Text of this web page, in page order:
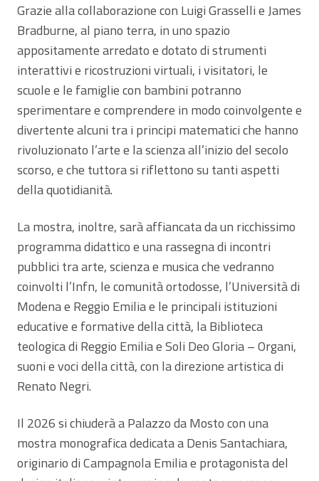
Grazie alla collaborazione con Luigi Grasselli e James
Bradburne, al piano terra, in uno spazio
appositamente arredato e dotato di strumenti
interattivi e ricostruzioni virtuali, i visitatori, le
scuole e le famiglie con bambini potranno
sperimentare e comprendere in modo coinvolgente e
divertente alcuni tra i principi matematici che hanno
rivoluzionato l’arte e la scienza all’inizio del secolo
scorso, e che tuttora si riflettono su tanti aspetti
della quotidianità.
La mostra, inoltre, sarà affiancata da un ricchissimo
programma didattico e una rassegna di incontri
pubblici tra arte, scienza e musica che vedranno
coinvolti l’Infn, le comunità ortodosse, l’Università di
Modena e Reggio Emilia e le principali istituzioni
educative e formative della città, la Biblioteca
teologica di Reggio Emilia e Soli Deo Gloria – Organi,
suoni e voci della città, con la direzione artistica di
Renato Negri.
Il 2026 si chiuderà a Palazzo da Mosto con una
mostra monografica dedicata a Denis Santachiara,
originario di Campagnola Emilia e protagonista del